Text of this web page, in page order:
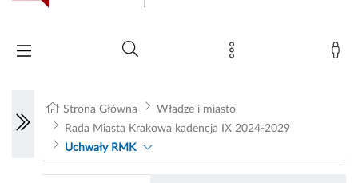
Strona Główna
Władze i miasto
Rada Miasta Krakowa kadencja IX 2024-2029
Uchwały RMK